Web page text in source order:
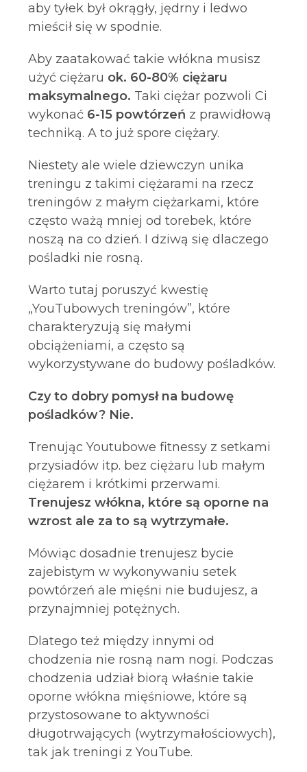
aby tyłek był okrągły, jędrny i ledwo
mieścił się w spodnie.
Aby zaatakować takie włókna musisz
użyć ciężaru ok. 60-80% ciężaru
maksymalnego. Taki ciężar pozwoli Ci
wykonać 6-15 powtórzeń z prawidłową
techniką. A to już spore ciężary.
Niestety ale wiele dziewczyn unika
treningu z takimi ciężarami na rzecz
treningów z małym ciężarkami, które
często ważą mniej od torebek, które
noszą na co dzień. I dziwą się dlaczego
pośladki nie rosną.
Warto tutaj poruszyć kwestię
„YouTubowych treningów”, które
charakteryzują się małymi
obciążeniami, a często są
wykorzystywane do budowy pośladków.
Czy to dobry pomysł na budowę
pośladków? Nie.
Trenując Youtubowe fitnessy z setkami
przysiadów itp. bez ciężaru lub małym
ciężarem i krótkimi przerwami.
Trenujesz włókna, które są oporne na
wzrost ale za to są wytrzymałe.
Mówiąc dosadnie trenujesz bycie
zajebistym w wykonywaniu setek
powtórzeń ale mięśni nie budujesz, a
przynajmniej potężnych.
Dlatego też między innymi od
chodzenia nie rosną nam nogi. Podczas
chodzenia udział biorą właśnie takie
oporne włókna mięśniowe, które są
przystosowane to aktywności
długotrwających (wytrzymałościowych),
tak jak treningi z YouTube.